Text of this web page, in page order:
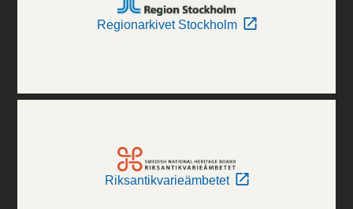
Regionarkivet Stockholm
Riksantikvarieämbetet